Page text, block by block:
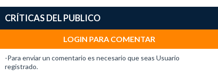
CRÍTICAS DEL PUBLICO
LOGIN PARA COMENTAR
-Para enviar un comentario es necesario que seas Usuario
registrado.